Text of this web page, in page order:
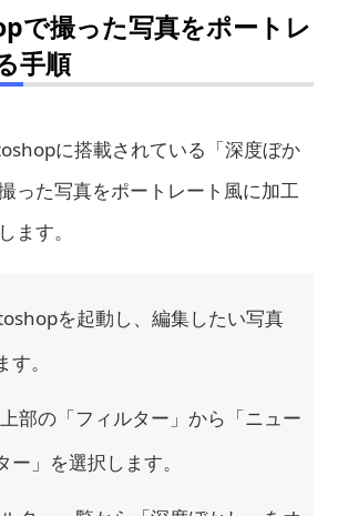
で撮った写真をポートレ
手順
に搭載されている「深度ぼか
った写真をポートレート風に加工
ます。
を起動し、編集したい写真
。
部の「フィルター」から「ニュー
ー」を選択します。